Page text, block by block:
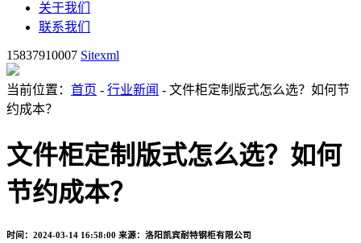
关于我们
联系我们
15837910007 Sitexml
当前位置： 首页 - 行业新闻 - 文件柜定制版式怎么选？如何节
约成本？
文件柜定制版式怎么选？如何
节约成本？
时间：2024-03-14 16:58:00 来源：洛阳凯宾耐特钢柜有限公司